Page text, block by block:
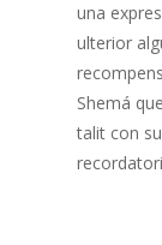
una
ulterior
Shemá
talit con